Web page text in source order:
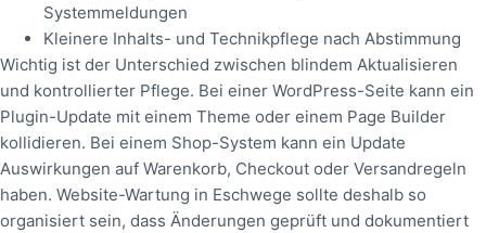
Systemmeldungen
Kleinere Inhalts- und Technikpflege nach Abstimmung
Wichtig ist der Unterschied zwischen blindem Aktualisieren
und kontrollierter Pflege. Bei einer WordPress-Seite kann ein
Plugin-Update mit einem Theme oder einem Page Builder
kollidieren. Bei einem Shop-System kann ein Update
Auswirkungen auf Warenkorb, Checkout oder Versandregeln
haben. Website-Wartung in Eschwege sollte deshalb so
organisiert sein, dass Änderungen geprüft und dokumentiert